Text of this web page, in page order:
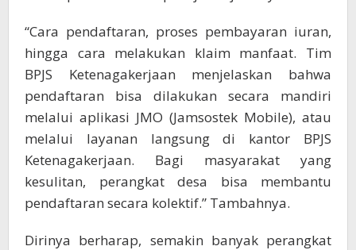
“Cara pendaftaran, proses pembayaran iuran,
hingga cara melakukan klaim manfaat. Tim
BPJS Ketenagakerjaan menjelaskan bahwa
pendaftaran bisa dilakukan secara mandiri
melalui aplikasi JMO (Jamsostek Mobile), atau
melalui layanan langsung di kantor BPJS
Ketenagakerjaan. Bagi masyarakat yang
kesulitan, perangkat desa bisa membantu
pendaftaran secara kolektif.” Tambahnya.
Dirinya berharap, semakin banyak perangkat